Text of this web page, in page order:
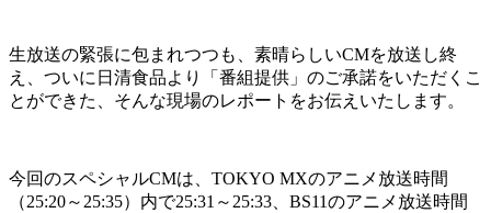
生放送の緊張に包まれつつも、素晴らしいCMを放送し終
え、ついに日清食品より「番組提供」のご承諾をいただくこ
とができた、そんな現場のレポートをお伝えいたします。
今回のスペシャルCMは、TOKYO MXのアニメ放送時間
（25:20～25:35）内で25:31～25:33、BS11のアニメ放送時間